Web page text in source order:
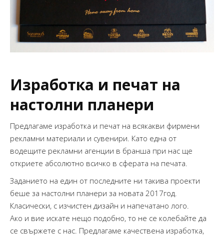
Изработка и печат на
настолни планери
Предлагаме изработка и печат на всякакви фирмени
рекламни материали и сувенири. Като една от
водещите рекламни агенции в бранша при нас ще
откриете абсолютно всичко в сферата на печата.
Заданието на един от последните ни такива проекти
беше за настолни планери за новата 2017год.
Класически, с изчистен дизайн и напечатано лого.
Ако и вие искате нещо подобно, то не се колебайте да
се свържете с нас. Предлагаме качествена изработка,